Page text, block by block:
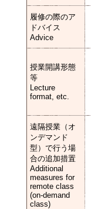
履修の際のア
ドバイス
Advice
授業開講形態
等
Lecture
format, etc.
遠隔授業（オ
ンデマンド
型）で行う場
合の追加措置
Additional
measures for
remote class
(on-demand
class)